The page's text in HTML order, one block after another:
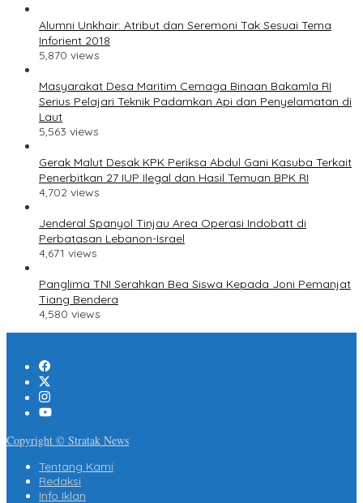
Alumni Unkhair: Atribut dan Seremoni Tak Sesuai Tema
Inforient 2018
5,870 views
Masyarakat Desa Maritim Cemaga Binaan Bakamla RI
Serius Pelajari Teknik Padamkan Api dan Penyelamatan di
Laut
5,563 views
Gerak Malut Desak KPK Periksa Abdul Gani Kasuba Terkait
Penerbitkan 27 IUP Ilegal dan Hasil Temuan BPK RI
4,702 views
Jenderal Spanyol Tinjau Area Operasi Indobatt di
Perbatasan Lebanon-Israel
4,671 views
Panglima TNI Serahkan Bea Siswa Kepada Joni Pemanjat
Tiang Bendera
4,580 views
Copyright © Stratak News
Tentang Kami
Redaksi
Info Iklan